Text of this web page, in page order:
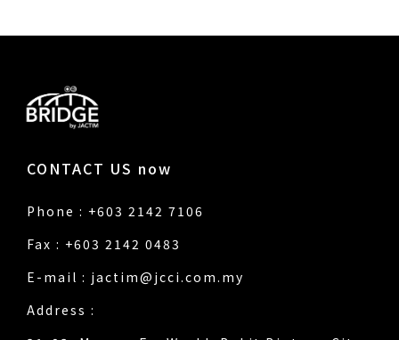
CONTACT US now
Phone : +603 2142 7106
Fax : +603 2142 0483
E-mail : jactim@jcci.com.my
Address :